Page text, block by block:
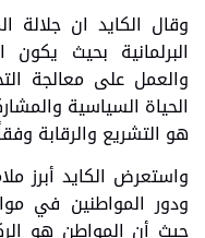
وقال الكايد ان جلالة
البرلمانية بحيث
والعمل على معالجة
الحياة السياسية
هو التشريع والرقابة
واستعرض الكايد أبرز
ودور المواطنين في
حيث أن المواطن هو